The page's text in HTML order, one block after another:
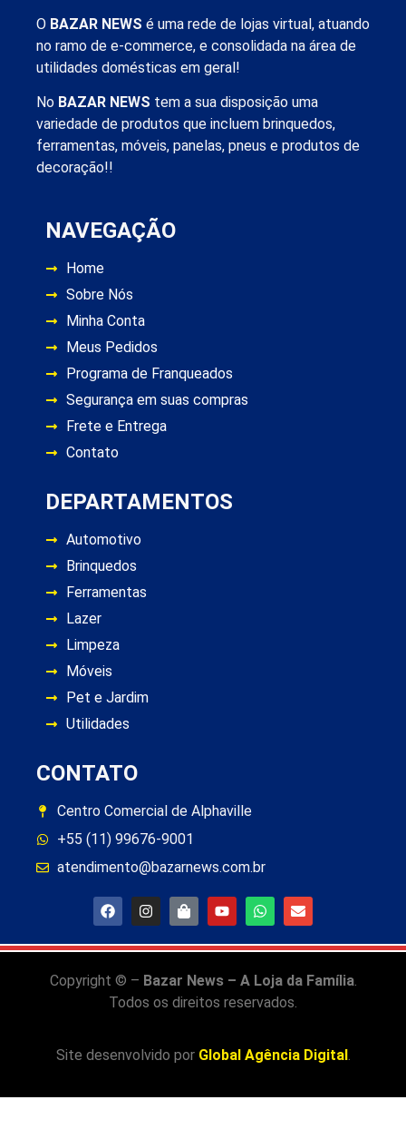
O BAZAR NEWS é uma rede de lojas virtual, atuando
no ramo de e-commerce, e consolidada na área de
utilidades domésticas em geral!
No BAZAR NEWS tem a sua disposição uma
variedade de produtos que incluem brinquedos,
ferramentas, móveis, panelas, pneus e produtos de
decoração!!
NAVEGAÇÃO
Home
Sobre Nós
Minha Conta
Meus Pedidos
Programa de Franqueados
Segurança em suas compras
Frete e Entrega
Contato
DEPARTAMENTOS
Automotivo
Brinquedos
Ferramentas
Lazer
Limpeza
Móveis
Pet e Jardim
Utilidades
CONTATO
Centro Comercial de Alphaville
+55 (11) 99676-9001
atendimento@bazarnews.com.br
Copyright © – Bazar News – A Loja da Família.
Todos os direitos reservados.
Site desenvolvido por Global Agência Digital.